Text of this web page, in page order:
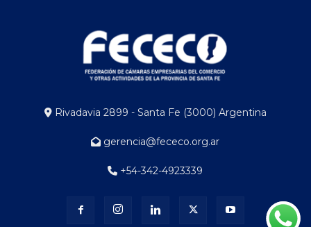
Rivadavia 2899 - Santa Fe (3000) Argentina
gerencia@fececo.org.ar
+54-342-4923339